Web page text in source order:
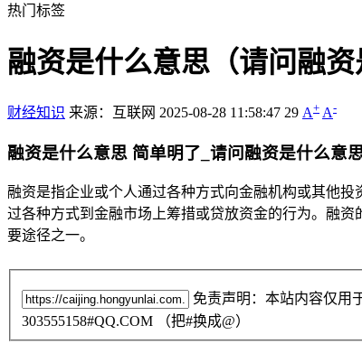
热门标签
融资是什么意思（请问融资
财经知识 来源：互联网 2025-08-28 11:58:47 29 A+ A-
融资是什么意思 简单明了_请问融资是什么意
融资是指企业或个人通过各种方式向金融机构或其他
过各种方式到金融市场上筹措或贷放资金的行为。融
要途径之一。
免责声明：本站内容仅用
303555158#QQ.COM （把#换成@）